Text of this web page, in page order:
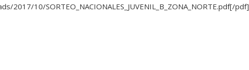
2017/10/SORTEO_NACIONALES_JUVENIL_B_ZONA_NORTE.pdf[/pdf]